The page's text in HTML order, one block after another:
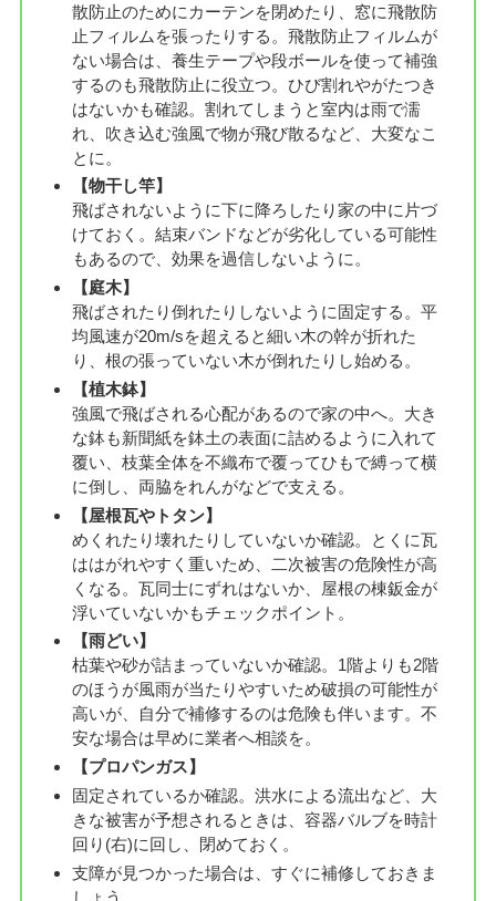
散防止のためにカーテンを閉めたり、窓に飛散防
止フィルムを張ったりする。飛散防止フィルムが
ない場合は、養生テープや段ボールを使って補強
するのも飛散防止に役立つ。ひび割れやがたつき
はないかも確認。割れてしまうと室内は雨で濡
れ、吹き込む強風で物が飛び散るなど、大変なこ
とに。
【物干し竿】
飛ばされないように下に降ろしたり家の中に片づ
けておく。結束バンドなどが劣化している可能性
もあるので、効果を過信しないように。
【庭木】
飛ばされたり倒れたりしないように固定する。平
均風速が20m/sを超えると細い木の幹が折れた
り、根の張っていない木が倒れたりし始める。
【植木鉢】
強風で飛ばされる心配があるので家の中へ。大き
な鉢も新聞紙を鉢土の表面に詰めるように入れて
覆い、枝葉全体を不織布で覆ってひもで縛って横
に倒し、両脇をれんがなどで支える。
【屋根瓦やトタン】
めくれたり壊れたりしていないか確認。とくに瓦
ははがれやすく重いため、二次被害の危険性が高
くなる。瓦同士にずれはないか、屋根の棟鈑金が
浮いていないかもチェックポイント。
【雨どい】
枯葉や砂が詰まっていないか確認。1階よりも2階
のほうが風雨が当たりやすいため破損の可能性が
高いが、自分で補修するのは危険も伴います。不
安な場合は早めに業者へ相談を。
【プロパンガス】
固定されているか確認。洪水による流出など、大
きな被害が予想されるときは、容器バルブを時計
回り(右)に回し、閉めておく。
支障が見つかった場合は、すぐに補修しておきま
しょう。